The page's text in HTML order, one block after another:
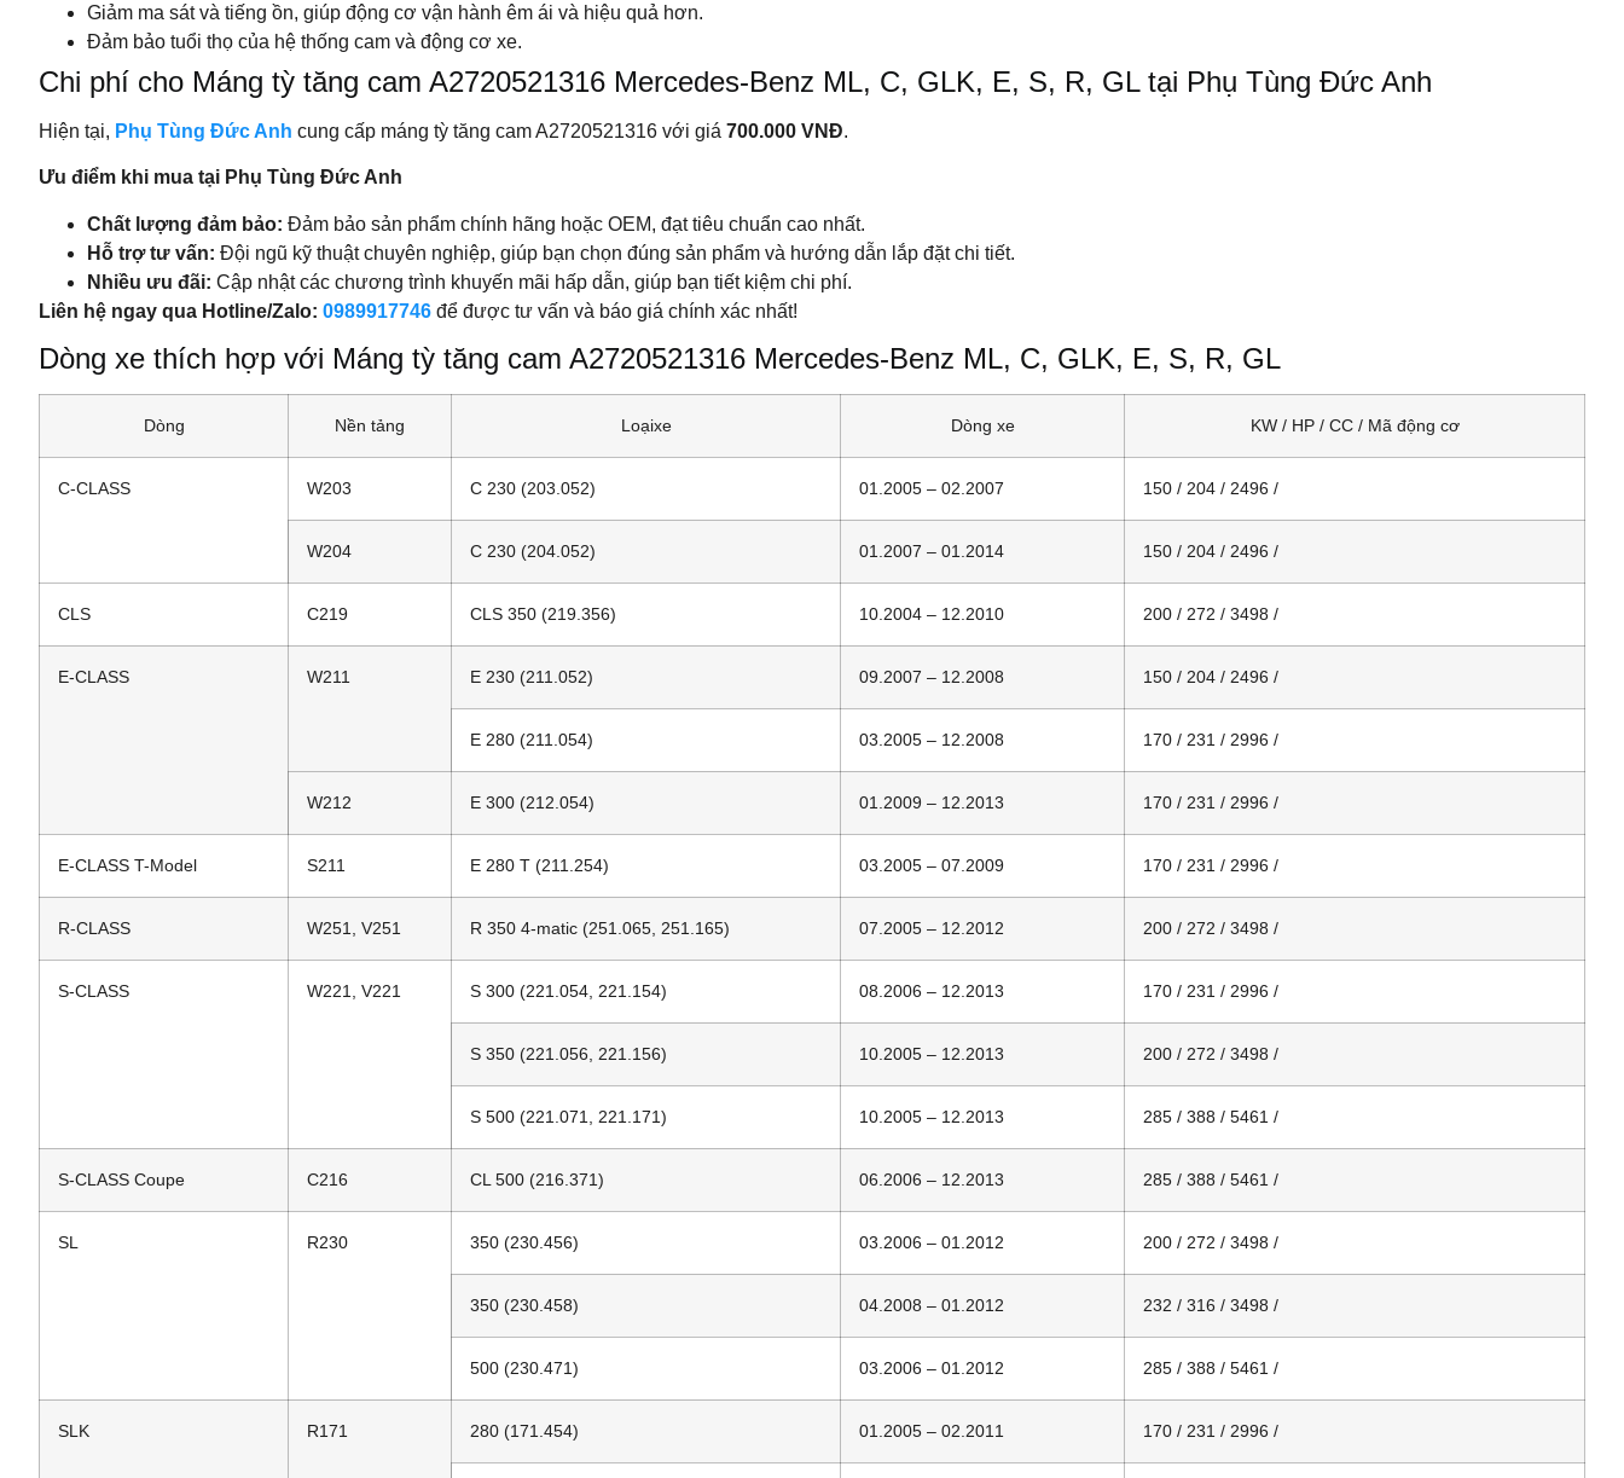
Giảm ma sát và tiếng ồn, giúp động cơ vận hành êm ái và hiệu quả hơn.
Đảm bảo tuổi thọ của hệ thống cam và động cơ xe.
Chi phí cho Máng tỳ tăng cam A2720521316 Mercedes-Benz ML, C, GLK, E, S, R, GL tại Phụ Tùng Đức Anh
Hiện tại, Phụ Tùng Đức Anh cung cấp máng tỳ tăng cam A2720521316 với giá 700.000 VNĐ.
Ưu điểm khi mua tại Phụ Tùng Đức Anh
Chất lượng đảm bảo: Đảm bảo sản phẩm chính hãng hoặc OEM, đạt tiêu chuẩn cao nhất.
Hỗ trợ tư vấn: Đội ngũ kỹ thuật chuyên nghiệp, giúp bạn chọn đúng sản phẩm và hướng dẫn lắp đặt chi tiết.
Nhiều ưu đãi: Cập nhật các chương trình khuyến mãi hấp dẫn, giúp bạn tiết kiệm chi phí.
Liên hệ ngay qua Hotline/Zalo: 0989917746 để được tư vấn và báo giá chính xác nhất!
Dòng xe thích hợp với Máng tỳ tăng cam A2720521316 Mercedes-Benz ML, C, GLK, E, S, R, GL
Dòng Nền tảng Loạixe Dòng xe KW / HP / CC / Mã động cơ
C-CLASS W203 C 230 (203.052) 01.2005 – 02.2007 150 / 204 / 2496 /
W204 C 230 (204.052) 01.2007 – 01.2014 150 / 204 / 2496 /
CLS C219 CLS 350 (219.356) 10.2004 – 12.2010 200 / 272 / 3498 /
E-CLASS W211 E 230 (211.052) 09.2007 – 12.2008 150 / 204 / 2496 /
E 280 (211.054) 03.2005 – 12.2008 170 / 231 / 2996 /
W212 E 300 (212.054) 01.2009 – 12.2013 170 / 231 / 2996 /
E-CLASS T-Model S211 E 280 T (211.254) 03.2005 – 07.2009 170 / 231 / 2996 /
R-CLASS W251, V251 R 350 4-matic (251.065, 251.165) 07.2005 – 12.2012 200 / 272 / 3498 /
S-CLASS W221, V221 S 300 (221.054, 221.154) 08.2006 – 12.2013 170 / 231 / 2996 /
S 350 (221.056, 221.156) 10.2005 – 12.2013 200 / 272 / 3498 /
S 500 (221.071, 221.171) 10.2005 – 12.2013 285 / 388 / 5461 /
S-CLASS Coupe C216 CL 500 (216.371) 06.2006 – 12.2013 285 / 388 / 5461 /
SL R230 350 (230.456) 03.2006 – 01.2012 200 / 272 / 3498 /
350 (230.458) 04.2008 – 01.2012 232 / 316 / 3498 /
500 (230.471) 03.2006 – 01.2012 285 / 388 / 5461 /
SLK R171 280 (171.454) 01.2005 – 02.2011 170 / 231 / 2996 /